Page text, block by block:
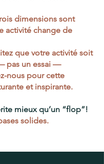
dimensions sont
activité change de
que votre activité soit
pas un essai —
nous pour cette
et inspirante.
mieux qu’un “flop”!
solides.